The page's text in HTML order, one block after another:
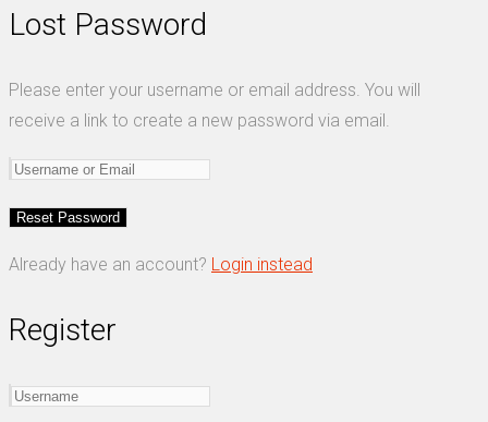
Lost Password
Please enter your username or email address. You will
receive a link to create a new password via email.
Already have an account? Login instead
Register